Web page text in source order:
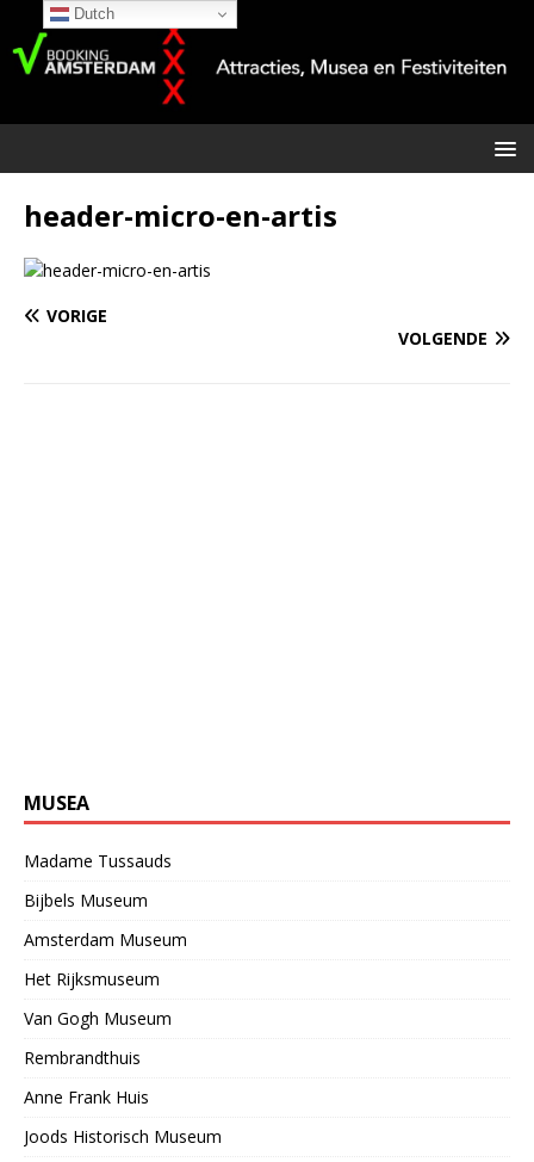
header-micro-en-artis
VORIGE
VOLGENDE
MUSEA
Madame Tussauds
Bijbels Museum
Amsterdam Museum
Het Rijksmuseum
Van Gogh Museum
Rembrandthuis
Anne Frank Huis
Joods Historisch Museum
Dutch